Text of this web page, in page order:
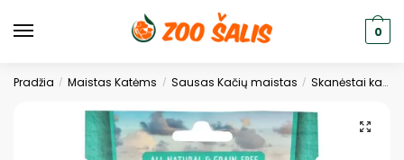
0
Pradžia / Maistas Katėms / Sausas Kačių maistas / Skanėstai katėms